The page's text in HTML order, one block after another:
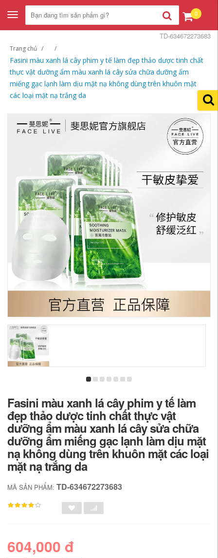
Toggle
navigation
0
Trang chủ
Fasini màu xanh lá cây phim y tế làm đẹp thảo dược tinh chất
thực vật dưỡng ẩm màu xanh lá cây sửa chữa dưỡng ẩm
miếng gạc lạnh làm dịu mặt nạ không dùng trên khuôn mặt
các loại mặt nạ trắng da
TD-634672273683
Fasini màu xanh lá cây phim y tế làm
đẹp thảo dược tinh chất thực vật
dưỡng ẩm màu xanh lá cây sửa chữa
dưỡng ẩm miếng gạc lạnh làm dịu mặt
nạ không dùng trên khuôn mặt các loại
mặt nạ trắng da
MÃ SẢN PHẨM: TD-634672273683
604,000 đ